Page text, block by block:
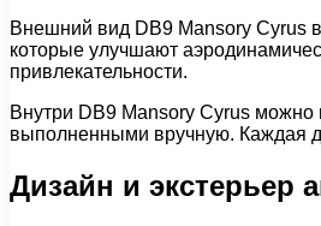
Внешний вид DB9 Mansory Cyrus
которые улучшают
привлекательности.
Внутри DB9 Mansory Cyrus
выполненными вручную. Каждая
Дизайн и экстерьер